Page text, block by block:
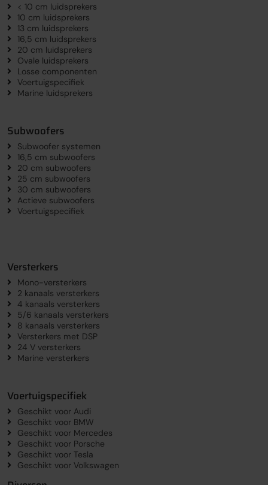
< 10 cm luidsprekers
10 cm luidsprekers
13 cm luidsprekers
16,5 cm luidsprekers
20 cm luidsprekers
Ovale luidsprekers
Losse componenten
Voertuigspecifiek
Marine luidsprekers
Subwoofers
Subwoofer systemen
16,5 cm subwoofers
20 cm subwoofers
25 cm subwoofers
30 cm subwoofers
Actieve subwoofers
Voertuigspecifiek
Versterkers
Mono-versterkers
2 kanaals versterkers
4 kanaals versterkers
5/6 kanaals versterkers
8 kanaals versterkers
Versterkers met DSP
24 V versterkers
Marine versterkers
Voertuigspecifiek
Geschikt voor Audi
Geschikt voor BMW
Geschikt voor Mercedes
Geschikt voor Porsche
Geschikt voor Tesla
Geschikt voor Volkswagen